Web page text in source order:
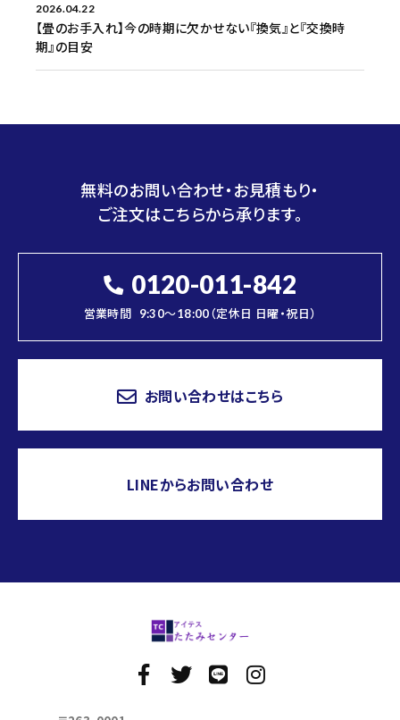
2026.04.22
【畳のお手入れ】今の時期に欠かせない『換気』と『交換時
期』の目安
無料のお問い合わせ・お見積もり・
ご注文はこちらから承ります。
0120-011-842
営業時間 9:30～18:00（定休日 日曜・祝日）
お問い合わせはこちら
LINEからお問い合わせ